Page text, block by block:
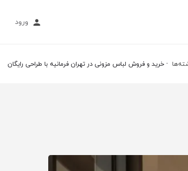
ورود
خرید و فروش لباس مزونی در تهران فرمانیه با طراحی رایگان